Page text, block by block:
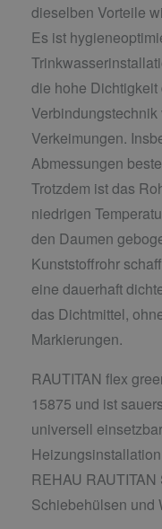
dieselben Vorteile
Es ist
die hohe Dichtigkeit
Verkeimungen.
Abmessungen
Trotzdem ist das
niedrigen
den Daumen
Kunststoffrohr
eine dauerhaft
das Dichtmittel,
Markierungen.
RAUTITAN flex
15875 und ist
universell
REHAU
Schiebehülsen und